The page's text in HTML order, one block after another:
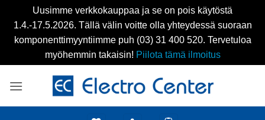
Uusimme verkkokauppaa ja se on pois käytöstä
1.4.-17.5.2026. Tällä välin voitte olla yhteydessä suoraan
komponenttimyyntiimme puh (03) 31 400 520. Tervetuloa
myöhemmin takaisin! Piilota tämä ilmoitus